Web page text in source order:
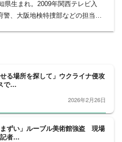
県生まれ。2009年関西テレビ入
警、大阪地検特捜部などの担当、
れた女性の29年～』でギャラクシ
せる場所を探して」ウクライナ侵攻
で…
2026年2月26日
まずい」ルーブル美術館強盗 現場
記者…